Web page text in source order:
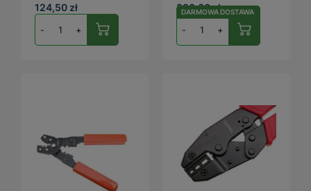
124,50 zł
- +
380,00 zł
- +
DARMOWA DOSTAWA